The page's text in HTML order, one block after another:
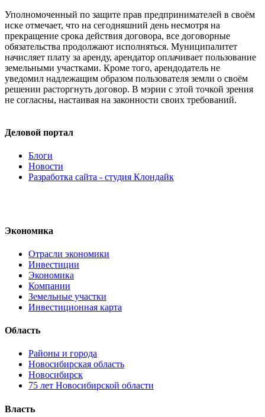
Уполномоченный по защите прав предпринимателей в своём
иске отмечает, что на сегодняшний день несмотря на
прекращение срока действия договора, все договорные
обязательства продолжают исполняться. Муниципалитет
начисляет плату за аренду, арендатор оплачивает пользование
земельными участками. Кроме того, арендодатель не
уведомил надлежащим образом пользователя земли о своём
решении расторгнуть договор. В мэрии с этой точкой зрения
не согласны, настаивая на законности своих требований.
Деловой портал
Блоги
Новости
Разработка сайта - студия Клондайк
Экономика
Отрасли экономики
Инвестиции
Экономика
Компании
Земельные участки
Инвестиционная карта
Область
Районы и города
Новосибирская область
Новосибирск
75 лет Новосибирской области
Власть